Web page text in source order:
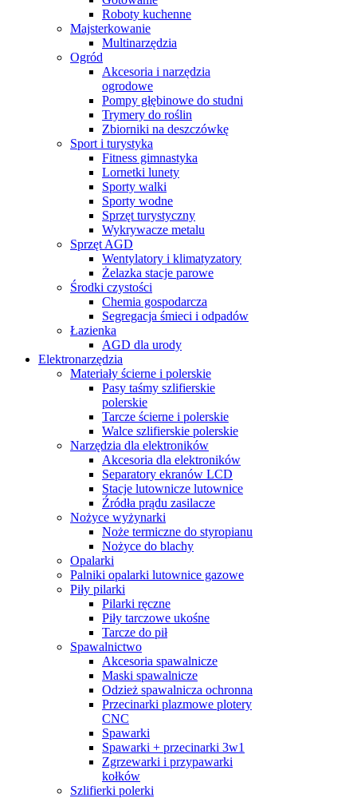
Roboty kuchenne
Majsterkowanie
Multinarzędzia
Ogród
Akcesoria i narzędzia
ogrodowe
Pompy głębinowe do studni
Trymery do roślin
Zbiorniki na deszczówkę
Sport i turystyka
Fitness gimnastyka
Lornetki lunety
Sporty walki
Sporty wodne
Sprzęt turystyczny
Wykrywacze metalu
Sprzęt AGD
Wentylatory i klimatyzatory
Żelazka stacje parowe
Środki czystości
Chemia gospodarcza
Segregacja śmieci i odpadów
Łazienka
AGD dla urody
Elektronarzędzia
Materiały ścierne i polerskie
Pasy taśmy szlifierskie
polerskie
Tarcze ścierne i polerskie
Walce szlifierskie polerskie
Narzędzia dla elektroników
Akcesoria dla elektroników
Separatory ekranów LCD
Stacje lutownicze lutownice
Źródła prądu zasilacze
Nożyce wyżynarki
Noże termiczne do styropianu
Nożyce do blachy
Opalarki
Palniki opalarki lutownice gazowe
Piły pilarki
Pilarki ręczne
Piły tarczowe ukośne
Tarcze do pił
Spawalnictwo
Akcesoria spawalnicze
Maski spawalnicze
Odzież spawalnicza ochronna
Przecinarki plazmowe plotery
CNC
Spawarki
Spawarki + przecinarki 3w1
Zgrzewarki i przypawarki
kołków
Szlifierki polerki